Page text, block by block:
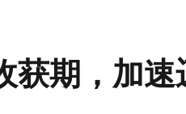
获期，加